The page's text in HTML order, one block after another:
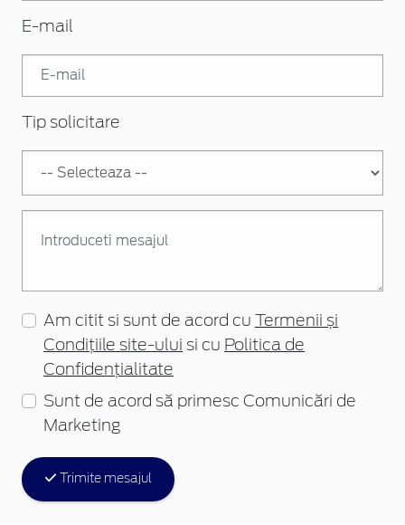
E-mail
Tip solicitare
Am citit si sunt de acord cu
Termenii și
Condițiile site-ului si cu Politica de
Confidențialitate
Sunt de acord să primesc Comunicări de
Marketing
Trimite mesajul